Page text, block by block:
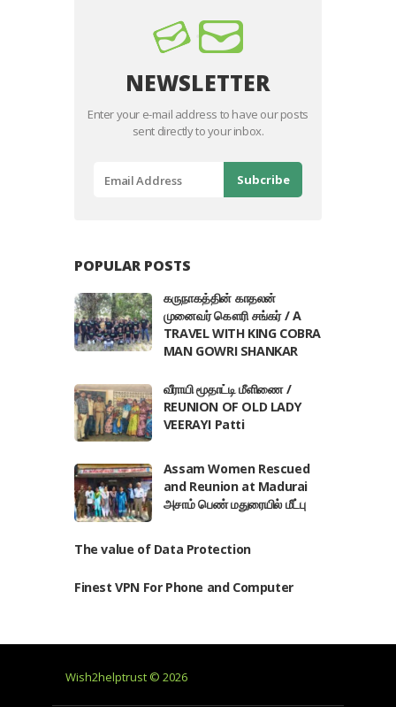
NEWSLETTER
Enter your e-mail address to have our posts
sent directly to your inbox.
POPULAR POSTS
கருநாகத்தின் காதலன்
முனைவர் கௌரி சங்கர் / A
TRAVEL WITH KING COBRA
MAN GOWRI SHANKAR
வீராயி மூதாட்டி மீளிணை /
REUNION OF OLD LADY
VEERAYI Patti
Assam Women Rescued
and Reunion at Madurai
அசாம் பெண் மதுரையில் மீட்பு
The value of Data Protection
Finest VPN For Phone and Computer
Wish2helptrust © 2026